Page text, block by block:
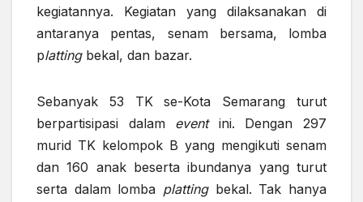
kegiatannya. Kegiatan yang dilaksanakan di
antaranya pentas, senam bersama, lomba
plattingbekal, dan bazar.
Sebanyak 53 TK se-Kota Semarang turut
berpartisipasi dalam eventini. Dengan 297
murid TK kelompok B yang mengikuti senam
dan 160 anak beserta ibundanya yang turut
serta dalam lomba plattingbekal. Tak hanya